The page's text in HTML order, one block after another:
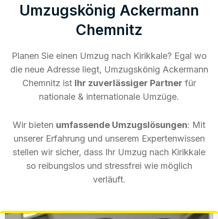
Umzugskönig Ackermann
Chemnitz
Planen Sie einen Umzug nach Kirikkale? Egal wo
die neue Adresse liegt, Umzugskönig Ackermann
Chemnitz ist Ihr zuverlässiger Partner für
nationale & internationale Umzüge.
Wir bieten umfassende Umzugslösungen: Mit
unserer Erfahrung und unserem Expertenwissen
stellen wir sicher, dass Ihr Umzug nach Kirikkale
so reibungslos und stressfrei wie möglich
verläuft.